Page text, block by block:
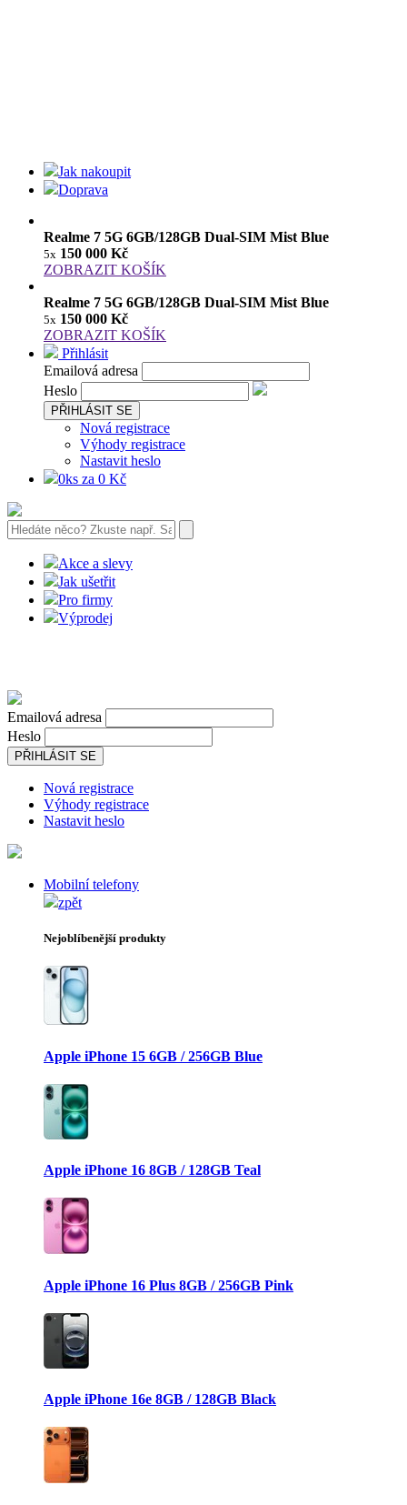
Jak nakoupit
Doprava
Realme 7 5G 6GB/128GB Dual-SIM Mist Blue
5x 150 000 Kč
ZOBRAZIT KOŠÍK
Realme 7 5G 6GB/128GB Dual-SIM Mist Blue
5x 150 000 Kč
ZOBRAZIT KOŠÍK
Přihlásit
Emailová adresa
Heslo
PŘIHLÁSIT SE
Nová registrace
Výhody registrace
Nastavit heslo
0ks za 0 Kč
Akce a slevy
Jak ušetřit
Pro firmy
Výprodej
Emailová adresa
Heslo
PŘIHLÁSIT SE
Nová registrace
Výhody registrace
Nastavit heslo
Mobilní telefony
zpět
Nejoblíbenější produkty
Apple iPhone 15 6GB / 256GB Blue
Apple iPhone 16 8GB / 128GB Teal
Apple iPhone 16 Plus 8GB / 256GB Pink
Apple iPhone 16e 8GB / 128GB Black